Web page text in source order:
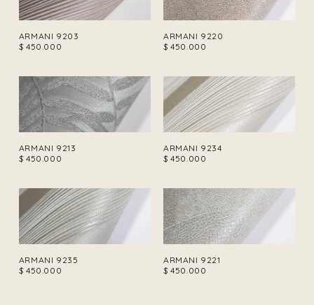
ARMANI 9203
$450.000
ARMANI 9220
$450.000
ARMANI 9213
$450.000
ARMANI 9234
$450.000
ARMANI 9235
$450.000
ARMANI 9221
$450.000